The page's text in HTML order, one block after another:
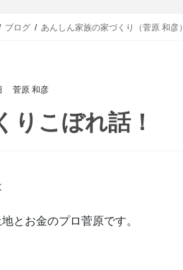
ブログ あんしん家族の家づくり（菅原 和彦）
菅原 和彦
りこぼれ話！
とお金のプロ菅原です。